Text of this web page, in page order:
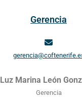
Gerencia
Luz Marina León
Gerencia